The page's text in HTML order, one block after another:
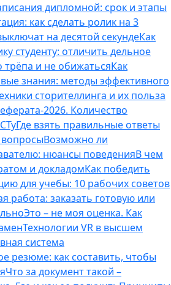
дипломной: срок и этапы
как сделать ролик на 3
на десятой секундеКак
студенту: отличить дельное
трёпа и не обижатьсяКак
знания: методы эффективного
сторителлинга и их польза
2026. Количество
Где взять правильные ответы
Возможно ли
нюансы поведенияВ чем
и докладомКак победить
для учебы: 10 рабочих советов
работа: заказать готовую или
Это – не моя оценка. Как
Технологии VR в высшем
система
резюме: как составить, чтобы
Что за документ такой –